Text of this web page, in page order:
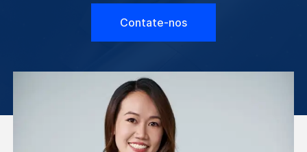
Contate-nos